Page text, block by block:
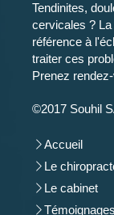
Tendinites,
cervicales ?
référence à
traiter ces
Prenez
©2017 Souhil
Accueil
Le
Le cabinet
Témoignages